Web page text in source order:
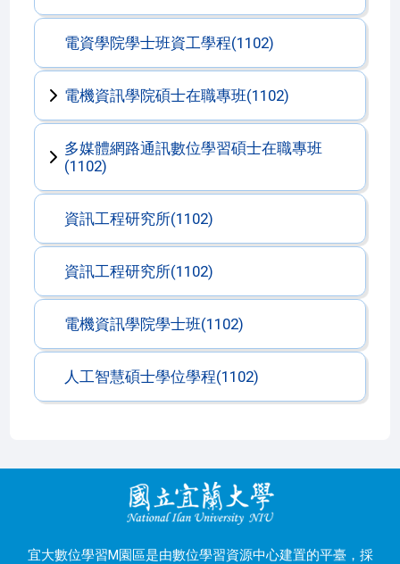
電資學院學士班資工學程(1102)
電機資訊學院碩士在職專班(1102)
多媒體網路通訊數位學習碩士在職專班
(1102)
資訊工程研究所(1102)
資訊工程研究所(1102)
電機資訊學院學士班(1102)
人工智慧碩士學位學程(1102)
宜大數位學習M園區是由數位學習資源中心建置的平臺，採